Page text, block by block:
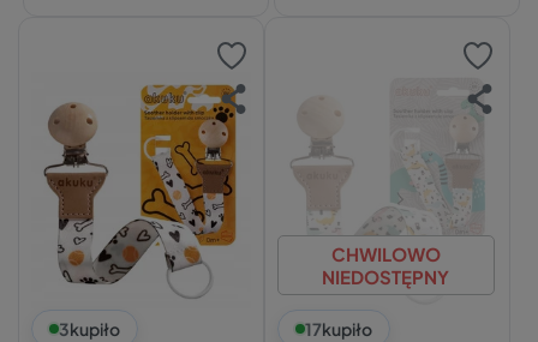
3kupiło
CHWILOWO
NIEDOSTĘPNY
17kupiło